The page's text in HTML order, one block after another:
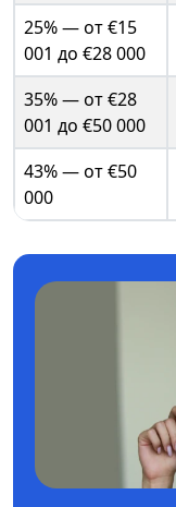
25% — от €15
001 до €28 000
35% — от €28
001 до €50 000
43% — от €50
000